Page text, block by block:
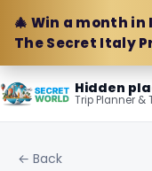
🎄 Win a month
The Secret Italy
Hidden
Trip Planner &
← Back